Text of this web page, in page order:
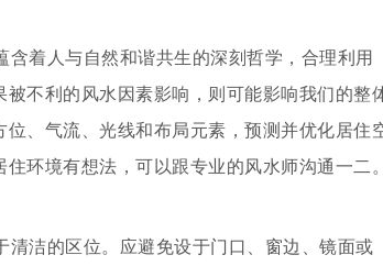
着人与自然和谐共生的深刻哲学，合理利用
不利的风水因素影响，则可能影响我们的整
、气流、光线和布局元素，预测并优化居住
环境有想法，可以跟专业的风水师沟通一二
洁的区位。应避免设于门口、窗边、镜面或